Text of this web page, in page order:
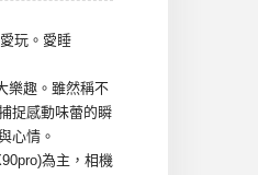
玩。愛睡
樂趣。雖然稱不
捉感動味蕾的瞬
心情。
為主，相機